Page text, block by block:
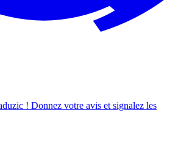
! Donnez votre avis et signalez les